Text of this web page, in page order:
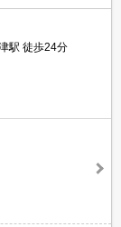
駅 徒歩24分